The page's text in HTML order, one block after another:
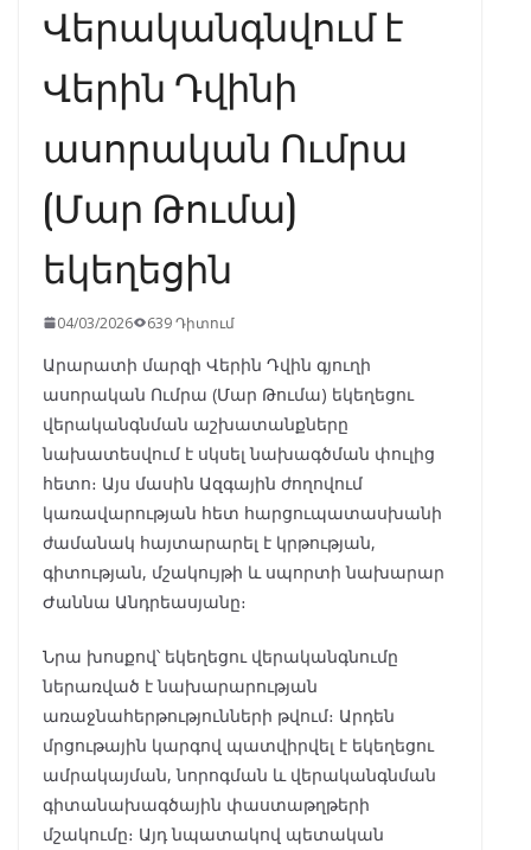
Վերականգնվում է
Վերին Դվինի
ասորական Ումրա
(Մար Թումա)
եկեղեցին
04/03/2026 639 Դիտում
Արարատի մարզի Վերին Դվին գյուղի
ասորական Ումրա (Մար Թումա) եկեղեցու
վերականգնման աշխատանքները
նախատեսվում է սկսել նախագծման փուլից
հետո։ Այս մասին Ազգային ժողովում
կառավարության հետ հարցուպատասխանի
ժամանակ հայտարարել է կրթության,
գիտության, մշակույթի և սպորտի նախարար
Ժաննա Անդրեասյանը։
Նրա խոսքով՝ եկեղեցու վերականգնումը
ներառված է նախարարության
առաջնահերթությունների թվում։ Արդեն
մրցութային կարգով պատվիրվել է եկեղեցու
ամրակայման, նորոգման և վերականգնման
գիտանախագծային փաստաթղթերի
մշակումը։ Այդ նպատակով պետական